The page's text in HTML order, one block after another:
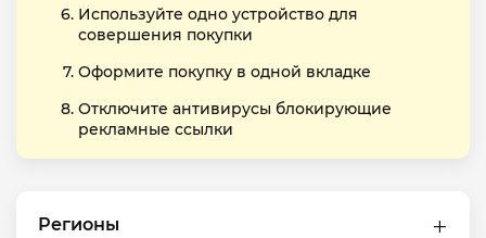
Используйте одно устройство для
совершения покупки
Оформите покупку в одной вкладке
Отключите антивирусы блокирующие
рекламные ссылки
Регионы